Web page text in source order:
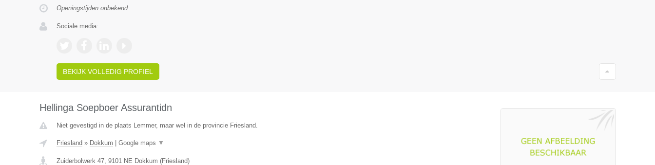
Openingstijden onbekend
Sociale media:
BEKIJK VOLLEDIG PROFIEL
Hellinga Soepboer Assurantidn
Niet gevestigd in de plaats Lemmer, maar wel in de provincie Friesland.
Friesland » Dokkum Google maps ▼
Zuiderbolwerk 47, 9101 NE Dokkum (Friesland)